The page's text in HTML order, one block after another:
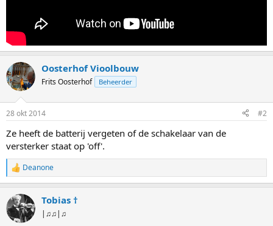
Oosterhof Vioolbouw
Frits Oosterhof Beheerder
28 okt 2014 #2
Ze heeft de batterij vergeten of de schakelaar van de
versterker staat op 'off'.
W
a
r
d
e
Deanone
Tobias †
|♫♫|♫